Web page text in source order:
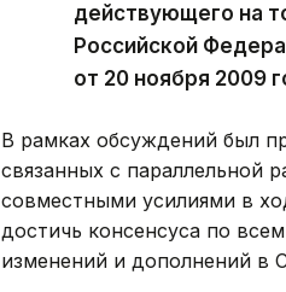
действующего на
Российской
от 20 ноября 2009
В рамках обсуждений был
связанных с параллельной
совместными усилиями в
достичь консенсуса по
изменений и дополнений в